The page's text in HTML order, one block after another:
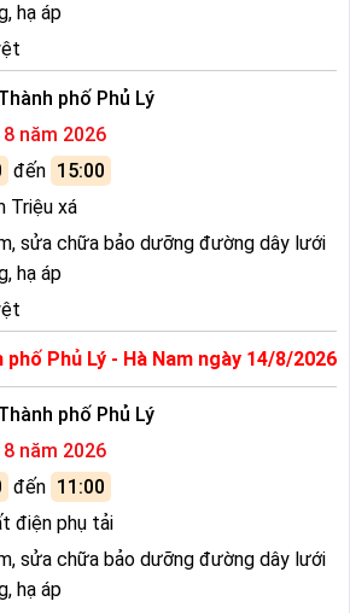
hạ áp
phố Phủ Lý
năm 2026
đến 15:00
Triệu xá
sửa chữa bảo dưỡng đường dây lưới
hạ áp
phố Phủ Lý - Hà Nam ngày 14/8/2026
phố Phủ Lý
năm 2026
đến 11:00
điện phụ tải
sửa chữa bảo dưỡng đường dây lưới
hạ áp